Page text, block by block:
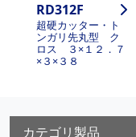
RD312F
超硬カッター・ト
ンガリ先丸型 ク
ロス ３×１２．７
×３×３８
カテゴリ製品